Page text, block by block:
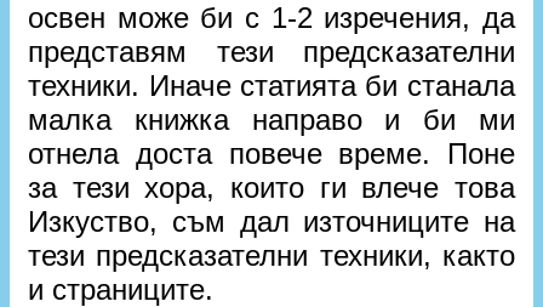
освен може би с 1-2 изречения, да
представям тези предсказателни
техники. Иначе статията би станала
малка книжка направо и би ми
отнела доста повече време. Поне
за тези хора, които ги влече това
Изкуство, съм дал източниците на
тези предсказателни техники, както
и страниците.